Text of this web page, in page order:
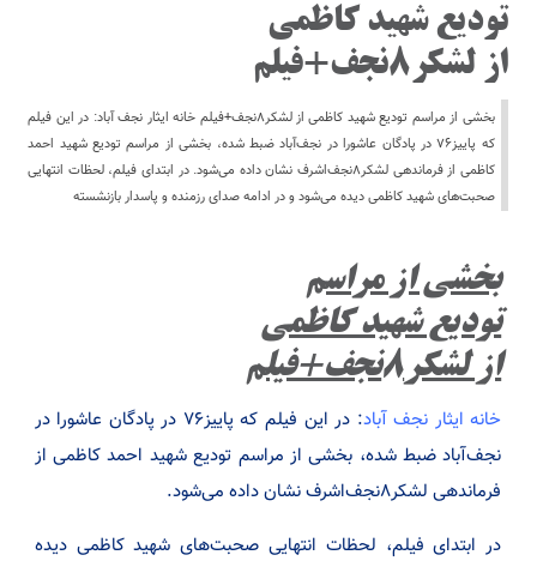
تودیع شهید کاظمی
از لشکر۸نجف+فیلم
بخشی از مراسم تودیع شهید کاظمی از لشکر۸نجف+فیلم خانه ایثار نجف آباد: در این فیلم
که پاییز۷۶ در پادگان عاشورا در نجف‌آباد ضبط شده، بخشی از مراسم تودیع شهید احمد
کاظمی از فرماندهی لشکر۸نجف‌اشرف نشان داده می‌شود. در ابتدای فیلم، لحظات انتهایی
صحبت‌های شهید کاظمی دیده می‌شود و در ادامه صدای رزمنده و پاسدار بازنشسته
بخشی از مراسم
تودیع شهید کاظمی
از لشکر۸نجف+فیلم
خانه ایثار نجف آباد
: در این فیلم که پاییز۷۶ در پادگان عاشورا در
نجف‌آباد ضبط شده، بخشی از مراسم تودیع شهید احمد کاظمی از
فرماندهی لشکر۸نجف‌اشرف نشان داده می‌شود.
در ابتدای فیلم، لحظات انتهایی صحبت‌های شهید کاظمی دیده